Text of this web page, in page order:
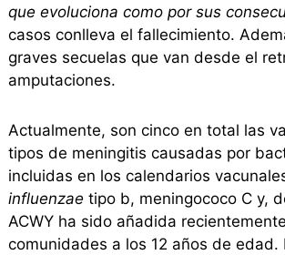
que evoluciona como por sus
casos conlleva el fallecimiento.
graves secuelas que van desde el
amputaciones.
Actualmente, son cinco en total las
tipos de meningitis causadas por
incluidas en los calendarios
influenzae tipo b, meningococo C y,
ACWY ha sido añadida
comunidades a los 12 años de